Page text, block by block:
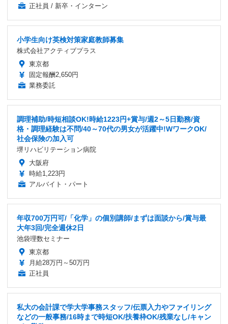
正社員 / 新卒・インターン
小学生向け英検対策家庭教師募集
株式会社アクティブプラス
東京都
固定報酬2,650円
業務委託
調理補助/時短相談OK!時給1223円+賞与/週2～5日勤務/資
格・調理経験は不問/40～70代の男女が活躍中!WワークOK/
社会保険の加入可
堺リハビリテーション病院
大阪府
時給1,223円
アルバイト・パート
年収700万円可/「化学」の個別講師/まずは面談から/賞与最
大年3回/完全週休2日
池袋理数セミナー
東京都
月給28万円～50万円
正社員
私大の会計課で学大学事務スタッフ/伝票入力やファイリング
などの一般事務/16時まで時短OK/扶養枠OK/残業なし/キャン